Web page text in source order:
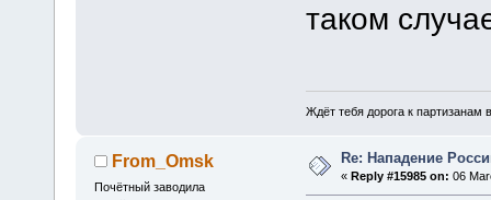
таком
Ждёт тебя дорога к партизанам
From_Omsk
Почётный заводила
Re: Нападение
«Reply #15985 on: 06